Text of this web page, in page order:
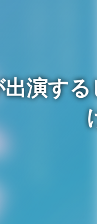
演す